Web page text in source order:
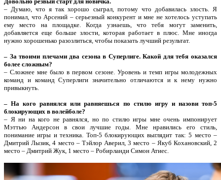
– Думаю, что я так хорошо сыграл, потому что добавилась злость. Я
понимал, что Арсений – серьезный конкурент и мне не хотелось уступать
ему место на площадке. Когда узнаешь, что тебя могут заменить,
добавляется еще больше злости, которая работает в плюс. Мне иногда
нужно хорошенько разозлиться, чтобы показать лучший результат.
– За твоими плечами два сезона в Суперлиге. Какой для тебя оказался
более сложным?
– Сложнее мне было в первом сезоне. Уровень и темп игры молодежных
команд и команд Суперлиги значительно отличаются и к нему нужно
привыкнуть.
– На кого равнялся или равняешься по стилю игру и назови топ-5
блокирующих в волейболе?
– Я ни на кого не равнялся, но по стилю игры мне очень импонирует
Мэттью Андерсон в свои лучшие годы. Мне нравились его стиль,
понимание игры и техника. Топ-5 блокирующих выглядит так: 5 место –
Дмитрий Лызик, 4 место – Тэйлор Аверил, 3 место – Якуб Кохановский, 2
место – Дмитрий Жук, 1 место – Робирланди Симон Атиес.